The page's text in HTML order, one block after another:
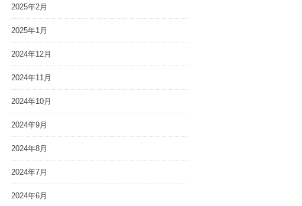
2025年2月
2025年1月
2024年12月
2024年11月
2024年10月
2024年9月
2024年8月
2024年7月
2024年6月